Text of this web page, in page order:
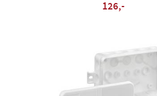
126,-